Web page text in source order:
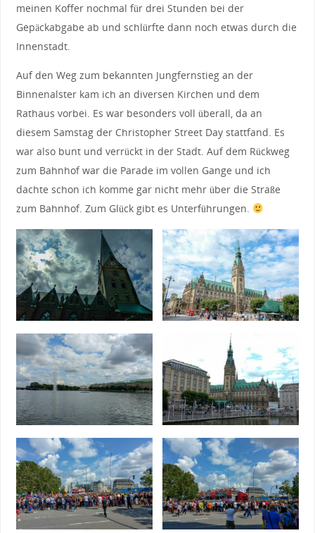
meinen Koffer nochmal für drei Stunden bei der
Gepäckabgabe ab und schlürfte dann noch etwas durch die
Innenstadt.
Auf den Weg zum bekannten Jungfernstieg an der
Binnenalster kam ich an diversen Kirchen und dem
Rathaus vorbei. Es war besonders voll überall, da an
diesem Samstag der Christopher Street Day stattfand. Es
war also bunt und verrückt in der Stadt. Auf dem Rückweg
zum Bahnhof war die Parade im vollen Gange und ich
dachte schon ich komme gar nicht mehr über die Straße
zum Bahnhof. Zum Glück gibt es Unterführungen.